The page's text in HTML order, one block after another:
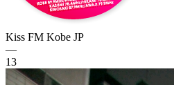
Kiss FM Kobe JP
—
13